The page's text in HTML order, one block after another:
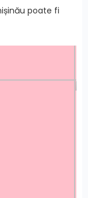
poate fi